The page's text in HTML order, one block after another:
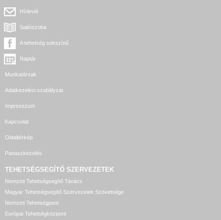
Hírlevél
Sajtószoba
A tehetség sokszínű
Naptár
Munkatársak
Adatkezelési szabályzat
Impresszum
Kapcsolat
Oldaltérkép
Panaszkezelés
TEHETSÉGSEGÍTŐ SZERVEZETEK
Nemzeti Tehetségsegítő Tanács
Magyar Tehetségsegítő Szervezetek Szövetsége
Nemzeti Tehetségpont
Európai Tehetségközpont